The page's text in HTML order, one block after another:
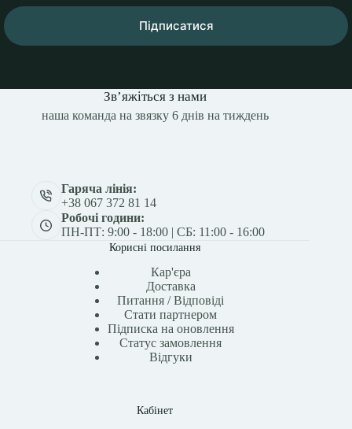
Підписатися
Зв’яжіться з нами
наша команда на звязку 6 днів на тиждень
Гаряча лінія:
+38 067 372 81 14
Робочі години:
ПН-ПТ: 9:00 - 18:00 | СБ: 11:00 - 16:00
Корисні посилання
Кар'єра
Доставка
Питання / Відповіді
Стати партнером
Підписка на оновлення
Статус замовлення
Відгуки
Кабінет